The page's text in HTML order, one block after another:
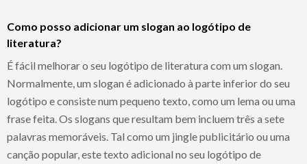
Como posso adicionar um slogan ao logótipo de
literatura?
É fácil melhorar o seu logótipo de literatura com um slogan.
Normalmente, um slogan é adicionado à parte inferior do seu
logótipo e consiste num pequeno texto, como um lema ou uma
frase feita. Os slogans que resultam bem incluem três a sete
palavras memoráveis. Tal como um jingle publicitário ou uma
canção popular, este texto adicional no seu logótipo de